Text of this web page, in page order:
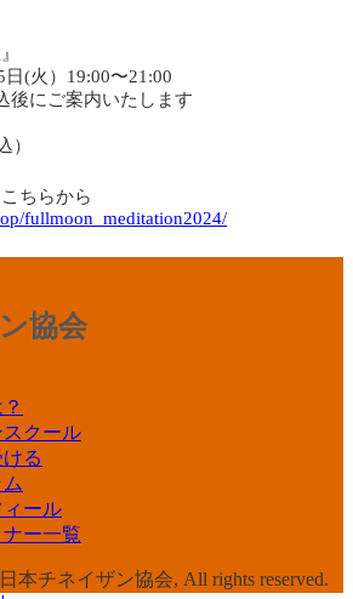
日(火）19:00〜21:00
後にご案内いたします
）
ちらから
fullmoon_meditation2024/
協会
スクール
る
ール
ー一覧
本チネイザン協会, All rights reserved.